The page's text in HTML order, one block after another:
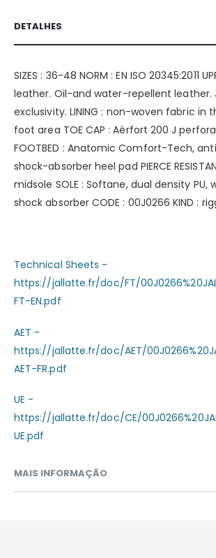
DETALHES
SIZES : 36-48 NORM : EN ISO 20345:2011
leather. Oil-and water-repellent leather.
exclusivity. LINING : non-woven fabric in
foot area TOE CAP : Aérfort 200 J
FOOTBED : Anatomic Comfort-Tech,
shock-absorber heel pad PIERCE
midsole SOLE : Softane, dual density PU,
shock absorber CODE : 00J0266 KIND :
Technical Sheets -
https://jallatte.fr/doc/FT/
FT-EN.pdf
AET -
https://jallatte.fr/doc/AET/
AET-FR.pdf
UE -
https://jallatte.fr/doc/CE/
UE.pdf
MAIS INFORMAÇÃO